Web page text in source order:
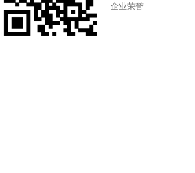
企业荣誉